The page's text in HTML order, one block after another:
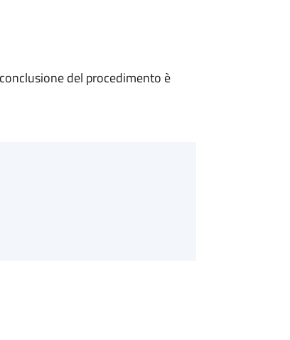
del procedimento è